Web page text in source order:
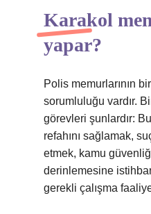
Karakol
yapar?
Polis memurlarının
sorumluluğu vardır.
görevleri şunlardır:
refahını sağlamak,
etmek, kamu
derinlemesine
gerekli çalışma